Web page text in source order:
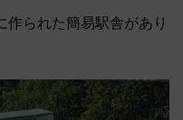
られた簡易駅舎があり